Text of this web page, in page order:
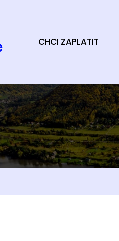
CHCI ZAPLATIT